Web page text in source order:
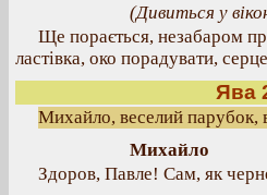
(Дивиться у
Ще порається, незабаром
ластівка, око порадувати,
Ява
Михайло, веселий парубок,
Михайло
Здоров, Павле! Сам, як